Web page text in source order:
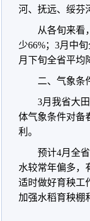
河、抚远、绥芬
从各旬来看
少66%；3月中
月下旬全省平均
二、气象条
3月我省大
体气象条件对备
利。
预计4月全
水较常年偏多，
适时做好育秧工
加强水稻育秧棚